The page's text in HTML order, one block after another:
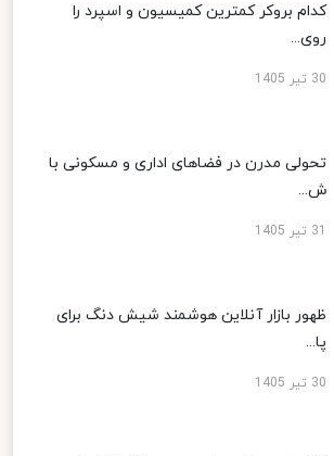
کدام بروکر کمترین کمیسیون و اسپرد را
روی...
30 تیر 1405
تحولی مدرن در فضاهای اداری و مسکونی با
ش...
ظهور بازار آنلاین هوشمند شیش دنگ برای
پا...
30 تیر 1405